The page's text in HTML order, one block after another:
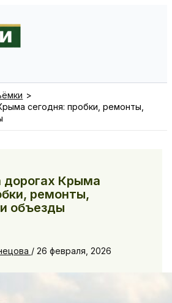
сегодня: пробки, ремонты,
дорогах Крыма
ремонты,
объезды
/ 26 февраля, 2026